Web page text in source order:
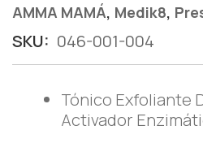
AMMA MAMÁ, Medik8,
SKU: 046-001-004
Tónico Exfoliante
Activador